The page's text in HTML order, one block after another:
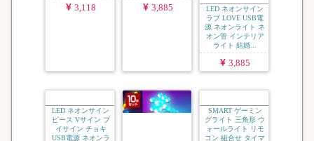
LED ネオンサイン
LED ネオンサイン
LED ネオンサイン
ラブ LOVE USB電
源 ネオンライト ネ
オン管 インテリア
ライト 結婚...
3,885